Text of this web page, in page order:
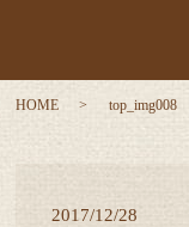
HOME top_img008
2017/12/28